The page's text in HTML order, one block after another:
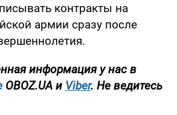
контракты на
армии сразу после
информация у нас в
OBOZ.UA и Viber. Не ведитесь